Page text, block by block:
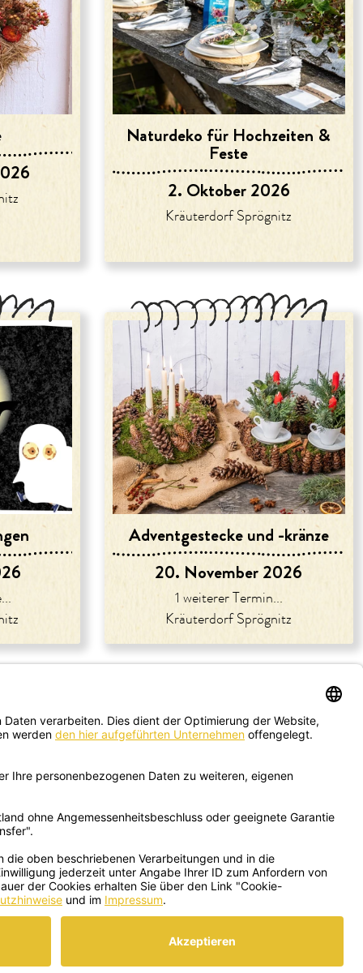
Naturdeko für Hochzeiten &
Feste
2. Oktober 2026
Kräuterdorf Sprögnitz
Adventgestecke und -kränze
20. November 2026
1 weiterer Termin...
Kräuterdorf Sprögnitz
7256 office@sonnentor.at
Schreib uns hier
deine Fragen